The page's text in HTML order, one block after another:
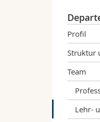
Profil
Struktur
Team
Lehr-